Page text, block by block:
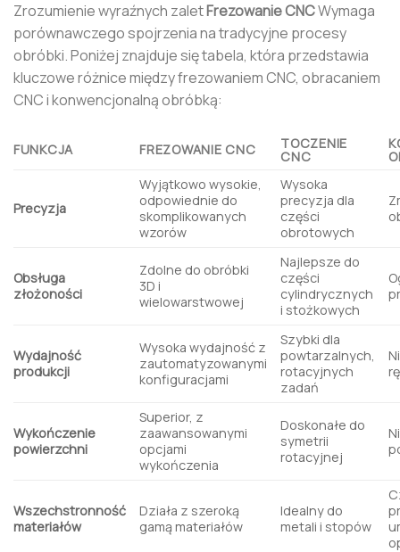
Zrozumienie wyraźnych zaletFrezowanie CNCWymaga
porównawczego spojrzenia na tradycyjne procesy
obróbki. Poniżej znajduje się tabela, która przedstawia
kluczowe różnice między frezowaniem CNC, obracaniem
CNC i konwencjonalną obróbką:
FUNKCJA FREZOWANIE CNC TOCZENIE
CNC
Precyzja
Wyjątkowo wysokie,
odpowiednie do
skomplikowanych
wzorów
Wysoka
precyzja dla
części
obrotowych
Obsługa
złożoności
Zdolne do obróbki
3D i
wielowarstwowej
Najlepsze do
części
cylindrycznych
i stożkowych
Wydajność
produkcji
Wysoka wydajność z
zautomatyzowanymi
konfiguracjami
Szybki dla
powtarzalnych,
rotacyjnych
zadań
Wykończenie
powierzchni
Superior, z
zaawansowanymi
opcjami
wykończenia
Doskonałe do
symetrii
rotacyjnej
Wszechstronność
materiałów
Działa z szeroką
gamą materiałów
Idealny do
metali i stopów